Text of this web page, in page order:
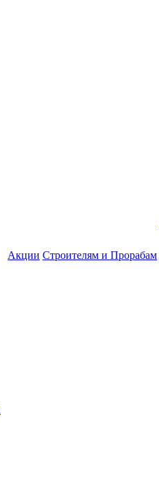
Акции Строителям и Прорабам